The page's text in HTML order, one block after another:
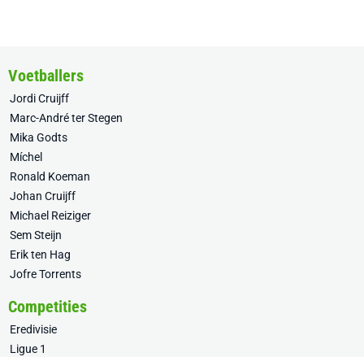
Voetballers
Jordi Cruijff
Marc-André ter Stegen
Mika Godts
Míchel
Ronald Koeman
Johan Cruijff
Michael Reiziger
Sem Steijn
Erik ten Hag
Jofre Torrents
Competities
Eredivisie
Ligue 1